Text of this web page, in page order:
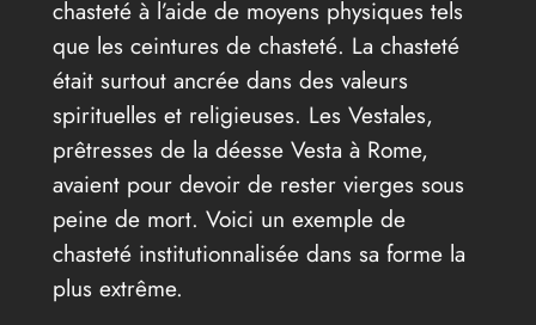
chasteté à l’aide de moyens physiques tels
que les ceintures de chasteté. La chasteté
était surtout ancrée dans des valeurs
spirituelles et religieuses. Les Vestales,
prêtresses de la déesse Vesta à Rome,
avaient pour devoir de rester vierges sous
peine de mort. Voici un exemple de
chasteté institutionnalisée dans sa forme la
plus extrême.